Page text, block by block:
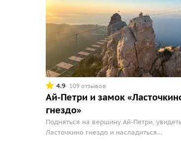
4.9 109 отзывов
Ай-Петри и замок
гнездо»
Подняться на вершину Ай-Петри,
Ласточкино гнездо и насладиться